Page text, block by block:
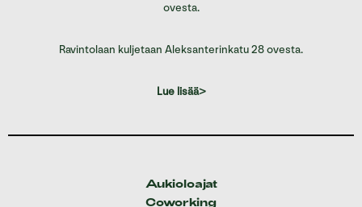
ovesta.
Ravintolaan kuljetaan Aleksanterinkatu 28 ovesta.
Lue lisää>
Aukioloajat
Coworking